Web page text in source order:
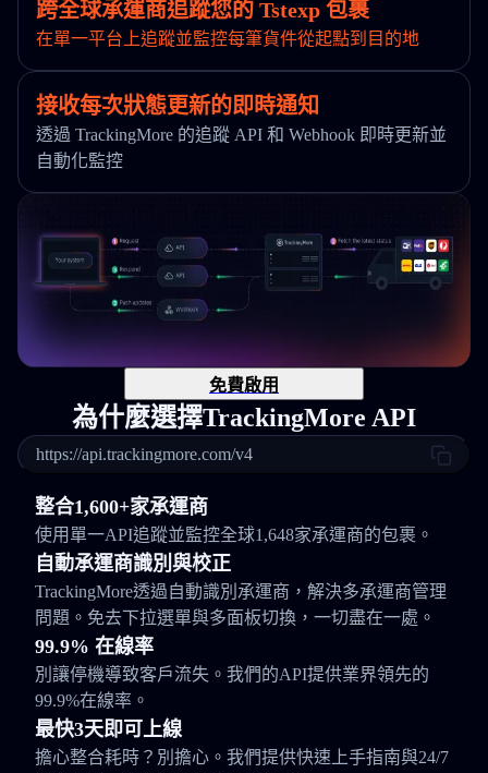
跨全球承運商追蹤您的 Tstexp 包裹
在單一平台上追蹤並監控每筆貨件從起點到目的地
接收每次狀態更新的即時通知
透過 TrackingMore 的追蹤 API 和 Webhook 即時更新並
自動化監控
免費啟用
為什麼選擇TrackingMore API
https://api.trackingmore.com/v4
整合1,600+家承運商
使用單一API追蹤並監控全球1,648家承運商的包裹。
自動承運商識別與校正
TrackingMore透過自動識別承運商，解決多承運商管理
問題。免去下拉選單與多面板切換，一切盡在一處。
99.9% 在線率
別讓停機導致客戶流失。我們的API提供業界領先的
99.9%在線率。
最快3天即可上線
擔心整合耗時？別擔心。我們提供快速上手指南與24/7